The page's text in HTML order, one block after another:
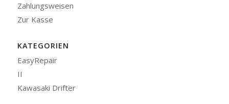
Zahlungsweisen
Zur Kasse
KATEGORIEN
EasyRepair
II
Kawasaki Drifter